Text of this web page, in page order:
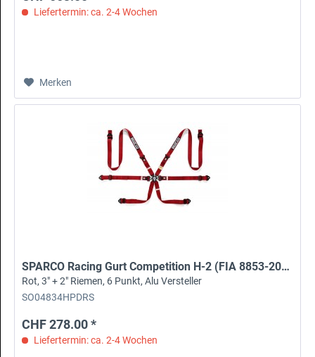
Liefertermin: ca. 2-4 Wochen
Merken
SPARCO Racing Gurt Competition H-2 (FIA 8853-2016)
Rot, 3" + 2" Riemen, 6 Punkt, Alu Versteller
SO04834HPDRS
CHF 278.00 *
Liefertermin: ca. 2-4 Wochen